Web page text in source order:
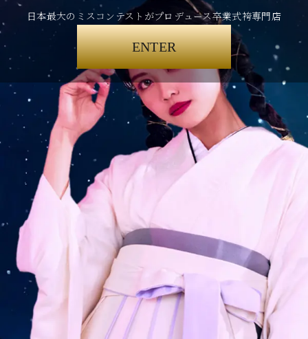
日本最大のミスコンテストがプロデュース卒業式袴専門店
ENTER